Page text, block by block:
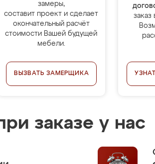
замеры,
составит проект и сделает
окончательный расчёт
стоимости Вашей будущей
мебели.
ВЫЗВАТЬ ЗАМЕРЩИКА
заказ
заказе у нас